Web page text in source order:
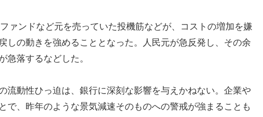
ァンドなど元を売っていた投機筋などが、コストの増加を嫌
しの動きを強めることとなった。人民元が急反発し、その余
急落するなどした。
流動性ひっ迫は、銀行に深刻な影響を与えかねない。企業や
で、昨年のような景気減速そのものへの警戒が強まることも